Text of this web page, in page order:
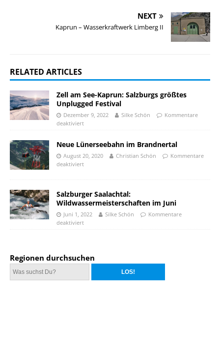
NEXT
Kaprun – Wasserkraftwerk Limberg II
RELATED ARTICLES
Zell am See-Kaprun: Salzburgs größtes
Unplugged Festival
Dezember 9, 2022 Silke Schön
Kommentare
deaktiviert
Neue Lünerseebahn im Brandnertal
August 20, 2020 Christian Schön
Kommentare
deaktiviert
Salzburger Saalachtal:
Wildwassermeisterschaften im Juni
Juni 1, 2022 Silke Schön
Kommentare
deaktiviert
Regionen durchsuchen